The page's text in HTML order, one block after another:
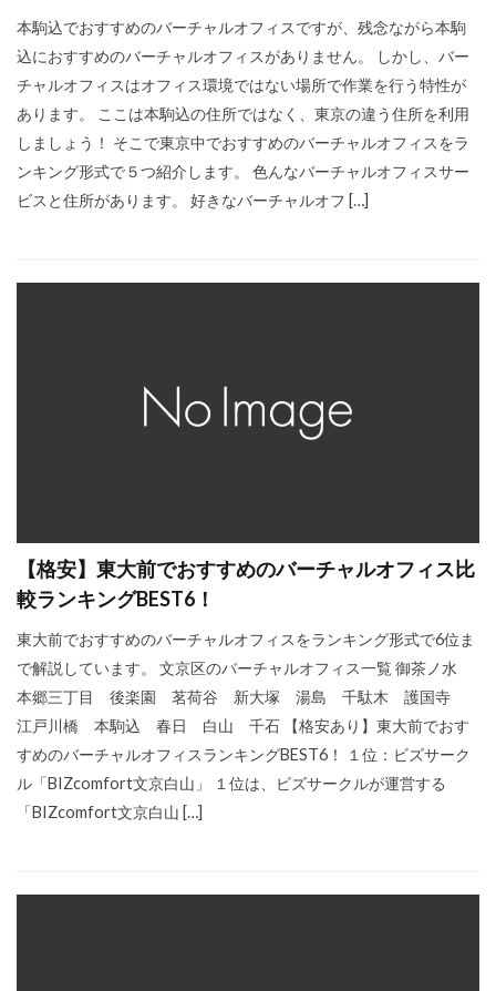
本駒込でおすすめのバーチャルオフィスですが、残念ながら本駒
込におすすめのバーチャルオフィスがありません。 しかし、バー
チャルオフィスはオフィス環境ではない場所で作業を行う特性が
あります。 ここは本駒込の住所ではなく、東京の違う住所を利用
しましょう！ そこで東京中でおすすめのバーチャルオフィスをラ
ンキング形式で５つ紹介します。 色んなバーチャルオフィスサー
ビスと住所があります。 好きなバーチャルオフ […]
【格安】東大前でおすすめのバーチャルオフィス比
較ランキングBEST6！
東大前でおすすめのバーチャルオフィスをランキング形式で6位ま
で解説しています。 文京区のバーチャルオフィス一覧 御茶ノ水
本郷三丁目 後楽園 茗荷谷 新大塚 湯島 千駄木 護国寺
江戸川橋 本駒込 春日 白山 千石 【格安あり】東大前でおす
すめのバーチャルオフィスランキングBEST6！ １位：ビズサーク
ル「BIZcomfort文京白山」 １位は、ビズサークルが運営する
「BIZcomfort文京白山 […]